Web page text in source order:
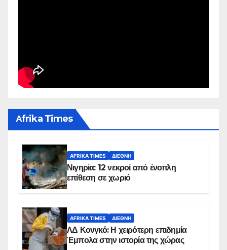
Αfrika Times
AFRIKA TIMES ΔΙΕΘΝΉ
Νιγηρία: 12 νεκροί από ένοπλη
επίθεση σε χωριό
AFRIKA TIMES ΔΙΕΘΝΉ
ΛΔ Κονγκό: Η χειρότερη επιδημία
Έμπολα στην ιστορία της χώρας